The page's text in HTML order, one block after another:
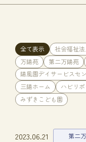
全て表示 社会福祉
万陽苑
第二万陽苑
陽風園デイサービスセ
三陽ホーム
ハビリ
みずきこども園
2023.06.21 第二